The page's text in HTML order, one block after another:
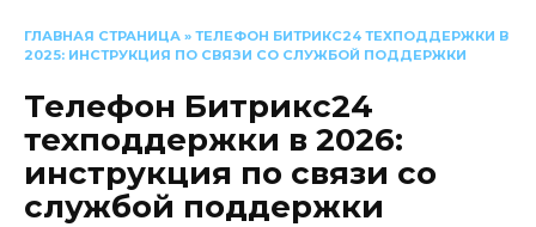
ГЛАВНАЯ СТРАНИЦА » ТЕЛЕФОН БИТРИКС24 ТЕХПОДДЕРЖКИ В
2025: ИНСТРУКЦИЯ ПО СВЯЗИ СО СЛУЖБОЙ ПОДДЕРЖКИ
Телефон Битрикс24
техподдержки в 2026:
инструкция по связи со
службой поддержки